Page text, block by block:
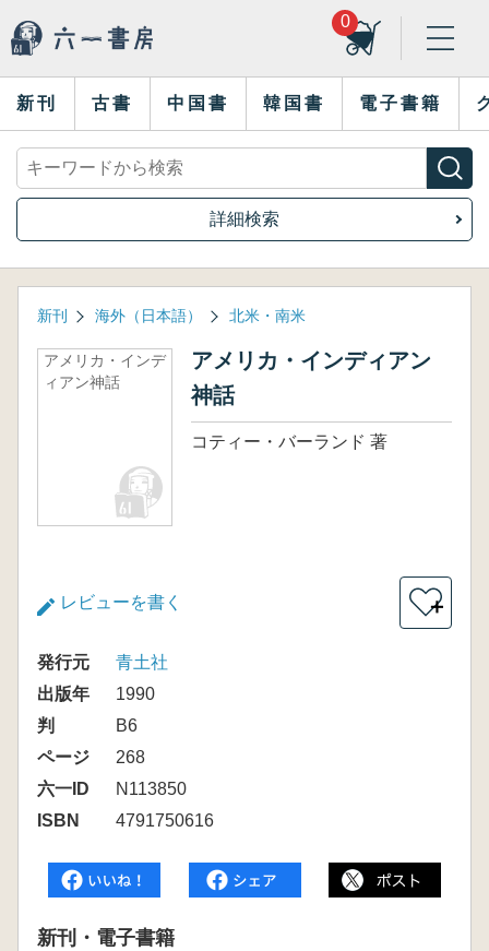
0
新刊 古書 中国書 韓国書 電子書籍
詳細検索
新刊 海外（日本語） 北米・南米
アメリカ・インデ
ィアン神話
アメリカ・インディアン
神話
コティー・バーランド 著
レビューを書く ＋
発行元
青土社
出版年
1990
判
B6
ページ
268
六一ID
N113850
ISBN
4791750616
新刊・電子書籍